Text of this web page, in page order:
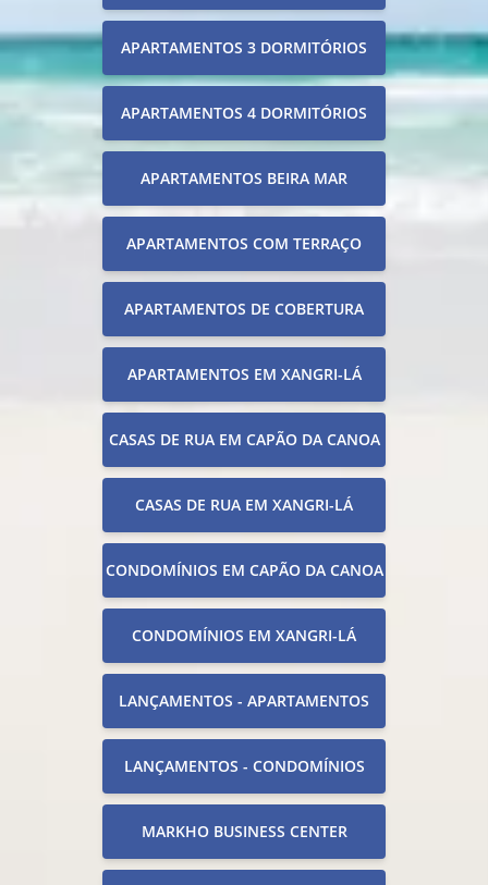
APARTAMENTOS 3 DORMITÓRIOS
APARTAMENTOS 4 DORMITÓRIOS
APARTAMENTOS BEIRA MAR
APARTAMENTOS COM TERRAÇO
APARTAMENTOS DE COBERTURA
APARTAMENTOS EM XANGRI-LÁ
CASAS DE RUA EM CAPÃO DA CANOA
CASAS DE RUA EM XANGRI-LÁ
CONDOMÍNIOS EM CAPÃO DA CANOA
CONDOMÍNIOS EM XANGRI-LÁ
LANÇAMENTOS - APARTAMENTOS
LANÇAMENTOS - CONDOMÍNIOS
MARKHO BUSINESS CENTER